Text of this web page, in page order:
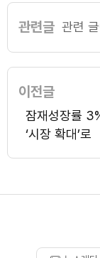
관련글 관련
이전글
잠재성장률
‘시장 확대’로